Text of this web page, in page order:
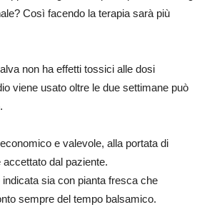
Così facendo la terapia sarà più
non ha effetti tossici alle dosi
viene usato oltre le due settimane può
e valevole, alla portata di
dal paziente.
sia con pianta fresca che
sempre del tempo balsamico.